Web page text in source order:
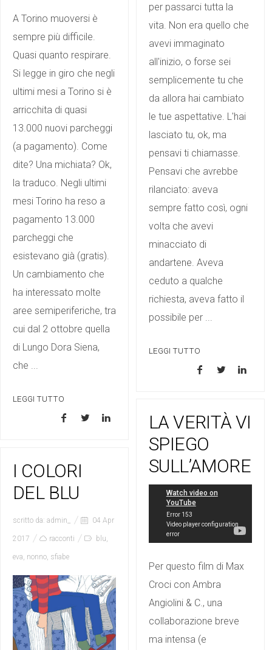
A Torino muoversi è
sempre più difficile.
Quasi quanto respirare.
Si legge in giro che negli
ultimi mesi a Torino si è
arricchita di quasi
13.000 nuovi parcheggi
(a pagamento). Come
dite? Una michiata? Ok,
la traduco. Negli ultimi
mesi Torino ha reso a
pagamento 13.000
parcheggi che
esistevano già (gratis).
Un cambiamento che
ha interessato molte
aree semiperiferiche, tra
cui dal 2 ottobre quella
di Lungo Dora Siena,
che ...
LEGGI TUTTO
per passarci tutta la
vita. Non era quello che
avevi immaginato
all'inizio, o forse sei
semplicemente tu che
da allora hai cambiato
le tue aspettative. L'hai
lasciato tu, ok, ma
pensavi ti chiamasse.
Pensavi che avrebbe
rilanciato: aveva
sempre fatto così, ogni
volta che avevi
minacciato di
andartene. Aveva
ceduto a qualche
richiesta, aveva fatto il
possibile per ...
LEGGI TUTTO
LA VERITÀ VI
SPIEGO
SULL’AMORE
Per questo film di Max
Croci con Ambra
Angiolini & C., una
collaborazione breve
ma intensa (e
I COLORI
DEL BLU
scritto da: admin_ 04 Apr
2017 racconti blu,
eva, nonno, sfiabe